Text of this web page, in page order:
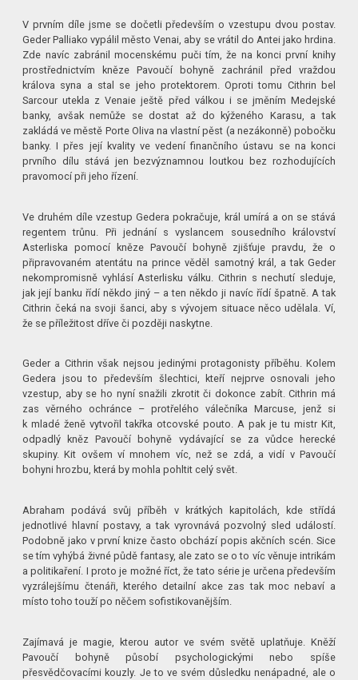
V prvním díle jsme se dočetli především o vzestupu dvou postav.
Geder Palliako vypálil město Venai, aby se vrátil do Antei jako hrdina.
Zde navíc zabránil mocenskému puči tím, že na konci první knihy
prostřednictvím kněze Pavoučí bohyně zachránil před vraždou
králova syna a stal se jeho protektorem. Oproti tomu Cithrin bel
Sarcour utekla z Venaie ještě před válkou i se jměním Medejské
banky, avšak nemůže se dostat až do kýženého Karasu, a tak
zakládá ve městě Porte Oliva na vlastní pěst (a nezákonně) pobočku
banky. I přes její kvality ve vedení finančního ústavu se na konci
prvního dílu stává jen bezvýznamnou loutkou bez rozhodujících
pravomocí při jeho řízení.
Ve druhém díle vzestup Gedera pokračuje, král umírá a on se stává
regentem trůnu. Při jednání s vyslancem sousedního království
Asterliska pomocí kněze Pavoučí bohyně zjišťuje pravdu, že o
připravovaném atentátu na prince věděl samotný král, a tak Geder
nekompromisně vyhlásí Asterlisku válku. Cithrin s nechutí sleduje,
jak její banku řídí někdo jiný – a ten někdo ji navíc řídí špatně. A tak
Cithrin čeká na svoji šanci, aby s vývojem situace něco udělala. Ví,
že se příležitost dříve či později naskytne.
Geder a Cithrin však nejsou jedinými protagonisty příběhu. Kolem
Gedera jsou to především šlechtici, kteří nejprve osnovali jeho
vzestup, aby se ho nyní snažili zkrotit či dokonce zabít. Cithrin má
zas věrného ochránce – protřelého válečníka Marcuse, jenž si
k mladé ženě vytvořil takřka otcovské pouto. A pak je tu mistr Kit,
odpadlý kněz Pavoučí bohyně vydávající se za vůdce herecké
skupiny. Kit ovšem ví mnohem víc, než se zdá, a vidí v Pavoučí
bohyni hrozbu, která by mohla pohltit celý svět.
Abraham podává svůj příběh v krátkých kapitolách, kde střídá
jednotlivé hlavní postavy, a tak vyrovnává pozvolný sled událostí.
Podobně jako v první knize často obchází popis akčních scén. Sice
se tím vyhýbá živné půdě fantasy, ale zato se o to víc věnuje intrikám
a politikaření. I proto je možné říct, že tato série je určena především
vyzrálejšímu čtenáři, kterého detailní akce zas tak moc nebaví a
místo toho touží po něčem sofistikovanějším.
Zajímavá je magie, kterou autor ve svém světě uplatňuje. Kněží
Pavoučí bohyně působí psychologickými nebo spíše
přesvědčovacími kouzly. Je to ve svém důsledku nenápadné, ale o